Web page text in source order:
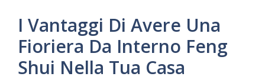
I Vantaggi Di Avere Una
Fioriera Da Interno Feng
Shui Nella Tua Casa